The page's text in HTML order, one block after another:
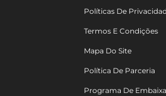
Políticas De
Termos E Condições
Mapa Do Site
Política De Parceria
Programa De